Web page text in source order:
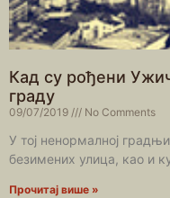
Кад су рођени
граду
09/07/2019 No Comments
У тој ненормалној
безимених улица, као и
Прочитај више »